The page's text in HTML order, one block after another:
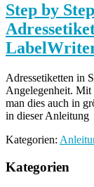
Step by
Adressetiketten in
Angelegenheit.
man dies auch in
in dieser Anleitung
Kategorien:
Kategorien